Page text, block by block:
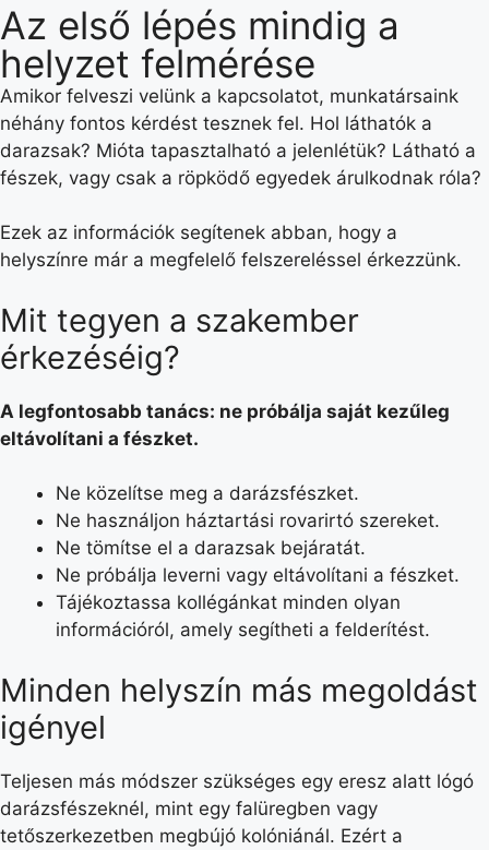
Az első lépés mindig a
helyzet felmérése
Amikor felveszi velünk a kapcsolatot, munkatársaink
néhány fontos kérdést tesznek fel. Hol láthatók a
darazsak? Mióta tapasztalható a jelenlétük? Látható a
fészek, vagy csak a röpködő egyedek árulkodnak róla?
Ezek az információk segítenek abban, hogy a
helyszínre már a megfelelő felszereléssel érkezzünk.
Mit tegyen a szakember
érkezéséig?
A legfontosabb tanács: ne próbálja saját kezűleg
eltávolítani a fészket.
Ne közelítse meg a darázsfészket.
Ne használjon háztartási rovarirtó szereket.
Ne tömítse el a darazsak bejáratát.
Ne próbálja leverni vagy eltávolítani a fészket.
Tájékoztassa kollégánkat minden olyan
információról, amely segítheti a felderítést.
Minden helyszín más megoldást
igényel
Teljesen más módszer szükséges egy eresz alatt lógó
darázsfészeknél, mint egy falüregben vagy
tetőszerkezetben megbújó kolóniánál. Ezért a